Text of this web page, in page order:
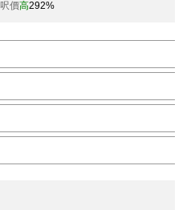
呎價高292%